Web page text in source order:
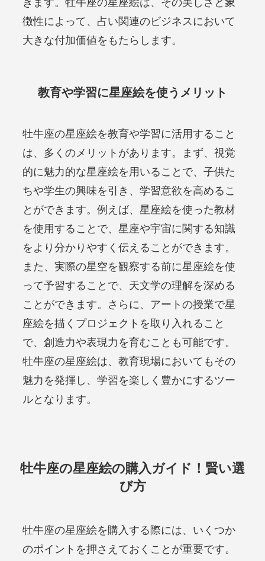
きます。牡牛座の星座絵は、その美しさと象
徴性によって、占い関連のビジネスにおいて
大きな付加価値をもたらします。
教育や学習に星座絵を使うメリット
牡牛座の星座絵を教育や学習に活用すること
は、多くのメリットがあります。まず、視覚
的に魅力的な星座絵を用いることで、子供た
ちや学生の興味を引き、学習意欲を高めるこ
とができます。例えば、星座絵を使った教材
を使用することで、星座や宇宙に関する知識
をより分かりやすく伝えることができます。
また、実際の星空を観察する前に星座絵を使
って予習することで、天文学の理解を深める
ことができます。さらに、アートの授業で星
座絵を描くプロジェクトを取り入れること
で、創造力や表現力を育むことも可能です。
牡牛座の星座絵は、教育現場においてもその
魅力を発揮し、学習を楽しく豊かにするツー
ルとなります。
牡牛座の星座絵の購入ガイド！賢い選
び方
牡牛座の星座絵を購入する際には、いくつか
のポイントを押さえておくことが重要です。